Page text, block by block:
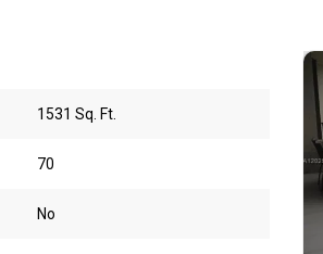
1531 Sq. Ft.
70
No